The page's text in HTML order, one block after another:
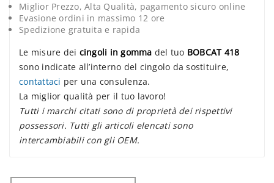
Miglior Prezzo, Alta Qualità, pagamento sicuro online
Evasione ordini in massimo 12 ore
Spedizione gratuita e rapida
Le misure dei cingoli in gomma del tuo BOBCAT 418
sono indicate all’interno del cingolo da sostituire,
contattaci per una consulenza.
La miglior qualità per il tuo lavoro!
Tutti i marchi citati sono di proprietà dei rispettivi
possessori. Tutti gli articoli elencati sono
intercambiabili con gli OEM.